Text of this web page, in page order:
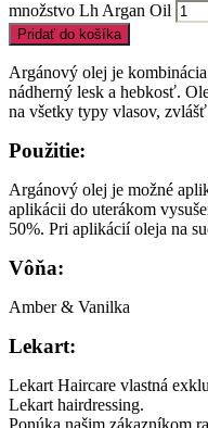
množstvo Lh Argan Oil
Pridať do košíka
Argánový olej je
nádherný lesk a hebkosť.
na všetky typy vlasov,
Použitie:
Argánový olej je možné
aplikácii do uterákom
50%. Pri aplikácií oleja na
Vôňa:
Amber & Vanilka
Lekart:
Lekart Haircare vlastná
Lekart hairdressing.
Ponúka našim zákazníkom